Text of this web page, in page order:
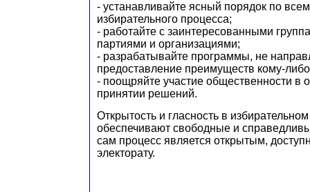
- устанавливайте ясный порядок по
избирательного процесса;
- работайте с заинтересованными
партиями и организациями;
- разрабатывайте программы, не
предоставление преимуществ кому-либо
- поощряйте участие общественности в
принятии решений.
Открытость и гласность в
обеспечивают свободные и
сам процесс является открытым,
электорату.